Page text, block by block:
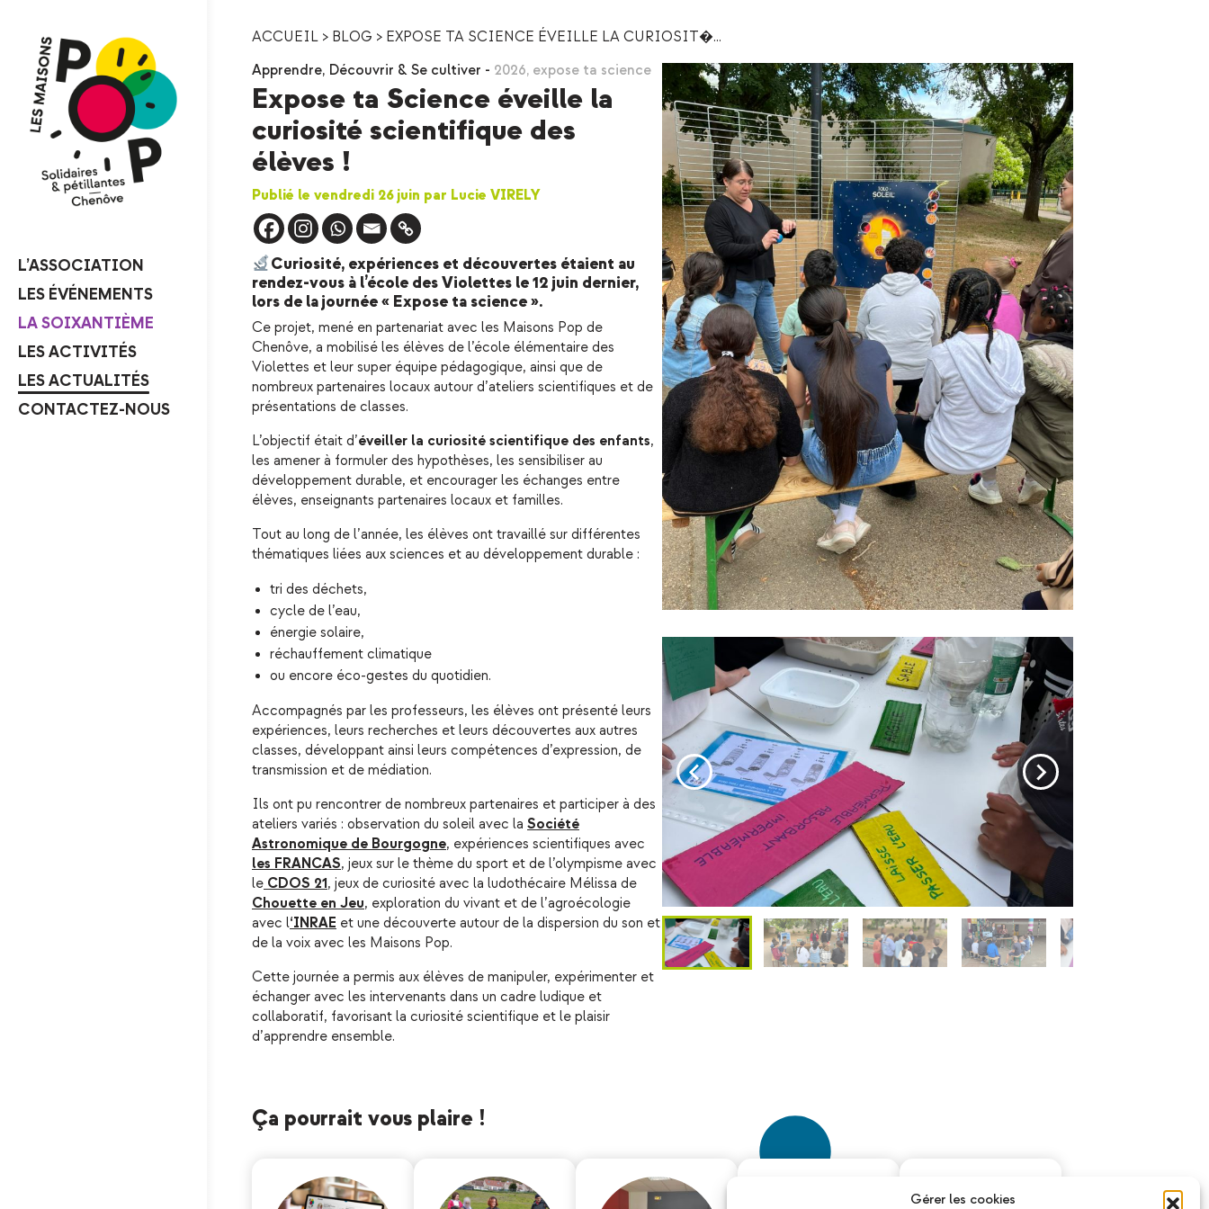
Gérer les cookies
L’ASSOCIATION
LES ÉVÉNEMENTS
LA SOIXANTIÈME
LES ACTIVITÉS
LES ACTUALITÉS
CONTACTEZ-NOUS
ACCUEIL > BLOG > EXPOSE TA SCIENCE ÉVEILLE LA CURIOSIT�...
Apprendre, Découvrir & Se cultiver - 2026, expose ta science
Expose ta Science éveille la
curiosité scientifique des
élèves !
Publié le vendredi 26 juin par Lucie VIRELY
Curiosité, expériences et découvertes étaient au
rendez-vous à l’école des Violettes le 12 juin dernier,
lors de la journée « Expose ta science ».
Ce projet, mené en partenariat avec les Maisons Pop de
Chenôve, a mobilisé les élèves de l’école élémentaire des
Violettes et leur super équipe pédagogique, ainsi que de
nombreux partenaires locaux autour d’ateliers scientifiques et de
présentations de classes.
L’objectif était d’éveiller la curiosité scientifique des enfants,
les amener à formuler des hypothèses, les sensibiliser au
développement durable, et encourager les échanges entre
élèves, enseignants partenaires locaux et familles.
Tout au long de l’année, les élèves ont travaillé sur différentes
thématiques liées aux sciences et au développement durable :
tri des déchets,
cycle de l’eau,
énergie solaire,
réchauffement climatique
ou encore éco-gestes du quotidien.
Accompagnés par les professeurs, les élèves ont présenté leurs
expériences, leurs recherches et leurs découvertes aux autres
classes, développant ainsi leurs compétences d’expression, de
transmission et de médiation.
Ils ont pu rencontrer de nombreux partenaires et participer à des
ateliers variés : observation du soleil avec la Société
Astronomique de Bourgogne, expériences scientifiques avec
les FRANCAS, jeux sur le thème du sport et de l’olympisme avec
le CDOS 21, jeux de curiosité avec la ludothécaire Mélissa de
Chouette en Jeu, exploration du vivant et de l’agroécologie
avec l‘INRAE et une découverte autour de la dispersion du son et
de la voix avec les Maisons Pop.
Cette journée a permis aux élèves de manipuler, expérimenter et
échanger avec les intervenants dans un cadre ludique et
collaboratif, favorisant la curiosité scientifique et le plaisir
d’apprendre ensemble.
Ça pourrait vous plaire !